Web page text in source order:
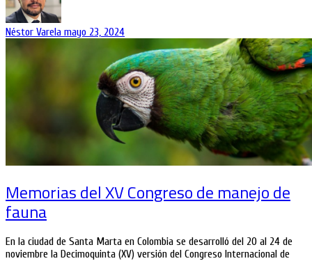
Néstor Varela mayo 23, 2024
Memorias del XV Congreso de manejo de
fauna
En la ciudad de Santa Marta en Colombia se desarrolló del 20 al 24 de
noviembre la Decimoquinta (XV) versión del Congreso Internacional de